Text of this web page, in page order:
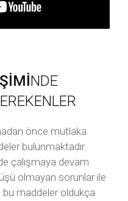
NDE
önce mutlaka
bulunmaktadır.
çalışmaya devam
olmayan sorunlar ile
bu maddeler oldukça